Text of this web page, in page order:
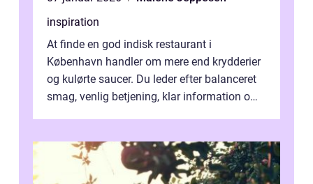
inspiration
At finde en god indisk restaurant i
København handler om mere end krydderier
og kulørte saucer. Du leder efter balanceret
smag, venlig betjening, klar information om